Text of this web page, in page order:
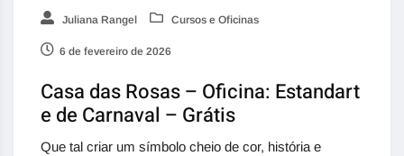
Juliana Rangel Cursos e Oficinas
6 de fevereiro de 2026
Casa das Rosas – Oficina: Estandart
e de Carnaval – Grátis
Que tal criar um símbolo cheio de cor, história e